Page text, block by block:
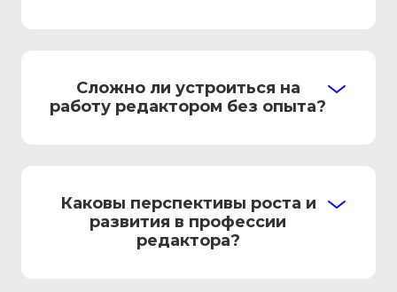
Сложно ли устроиться на
работу редактором без опыта?
Каковы перспективы роста и
развития в профессии
редактора?